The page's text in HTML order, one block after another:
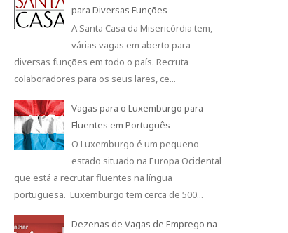
para Diversas Funções
A Santa Casa da Misericórdia tem,
várias vagas em aberto para
diversas funções em todo o país. Recruta
colaboradores para os seus lares, ce...
Vagas para o Luxemburgo para
Fluentes em Português
O Luxemburgo é um pequeno
estado situado na Europa Ocidental
que está a recrutar fluentes na língua
portuguesa. Luxemburgo tem cerca de 500...
Dezenas de Vagas de Emprego na